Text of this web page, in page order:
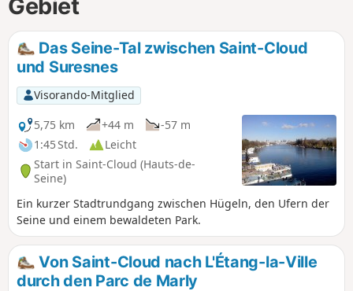
Gebiet
Das Seine-Tal zwischen Saint-Cloud
und Suresnes
Visorando-Mitglied
5,75 km
+44 m
-57 m
1:45 Std.
Leicht
Start in Saint-Cloud (Hauts-de-
Seine)
Ein kurzer Stadtrundgang zwischen Hügeln, den Ufern der
Seine und einem bewaldeten Park.
Von Saint-Cloud nach L'Étang-la-Ville
durch den Parc de Marly